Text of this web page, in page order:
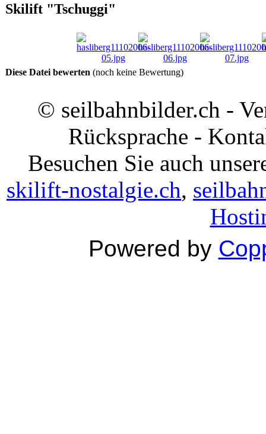
Skilift "Tschuggi"
Diese Datei bewerten (noch keine Bewertung)
© seilbahnbilder.ch -
Rücksprache -
Besuchen Sie auch
skilift-nostalgie.ch,
Powered by